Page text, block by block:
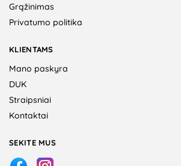
Grąžinimas
Privatumo politika
KLIENTAMS
Mano paskyra
DUK
Straipsniai
Kontaktai
SEKITE MUS